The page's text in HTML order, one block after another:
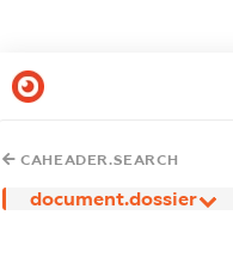
CAHEADER.SEARCH
document.dossier